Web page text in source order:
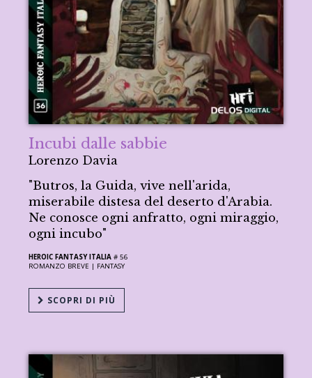
Incubi dalle sabbie
Lorenzo Davia
"Butros, la Guida, vive nell'arida,
miserabile distesa del deserto d'Arabia.
Ne conosce ogni anfratto, ogni miraggio,
ogni incubo"
HEROIC FANTASY ITALIA # 56
ROMANZO BREVE | FANTASY
SCOPRI DI PIÙ